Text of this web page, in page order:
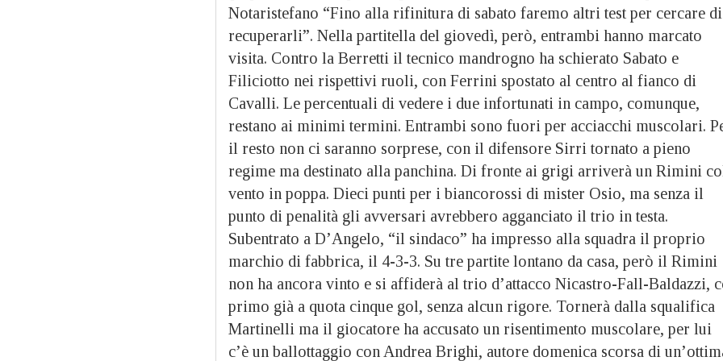
Notaristefano “Fino alla rifinitura di sabato faremo altri test per cercare di
recuperarli”. Nella partitella del giovedì, però, entrambi hanno marcato
visita. Contro la Berretti il tecnico mandrogno ha schierato Sabato e
Filiciotto nei rispettivi ruoli, con Ferrini spostato al centro al fianco di
Cavalli. Le percentuali di vedere i due infortunati in campo, comunque,
restano ai minimi termini. Entrambi sono fuori per acciacchi muscolari.
il resto non ci saranno sorprese, con il difensore Sirri tornato a pieno
regime ma destinato alla panchina. Di fronte ai grigi arriverà un Rimini
vento in poppa. Dieci punti per i biancorossi di mister Osio, ma senza il
punto di penalità gli avversari avrebbero agganciato il trio in testa.
Subentrato a D’Angelo, “il sindaco” ha impresso alla squadra il proprio
marchio di fabbrica, il 4-3-3. Su tre partite lontano da casa, però il Rimini
non ha ancora vinto e si affiderà al trio d’attacco Nicastro-Fall-Baldazzi,
primo già a quota cinque gol, senza alcun rigore. Tornerà dalla squalifica
Martinelli ma il giocatore ha accusato un risentimento muscolare, per lui
c’è un ballottaggio con Andrea Brighi, autore domenica scorsa di